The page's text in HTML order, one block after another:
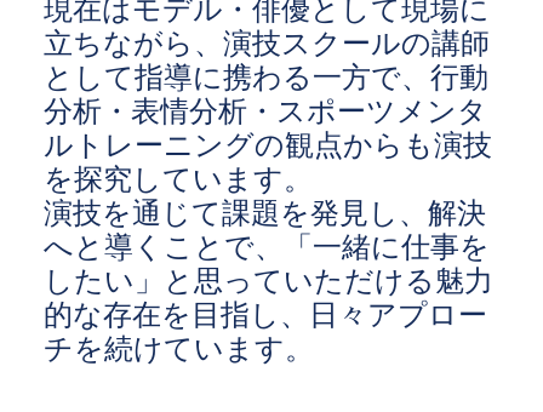
現在はモデル・俳優として現場に
立ちながら、演技スクールの講師
として指導に携わる一方で、行動
分析・表情分析・スポーツメンタ
ルトレーニングの観点からも演技
を探究しています。
演技を通じて課題を発見し、解決
へと導くことで、「一緒に仕事を
したい」と思っていただける魅力
的な存在を目指し、日々アプロー
チを続けています。